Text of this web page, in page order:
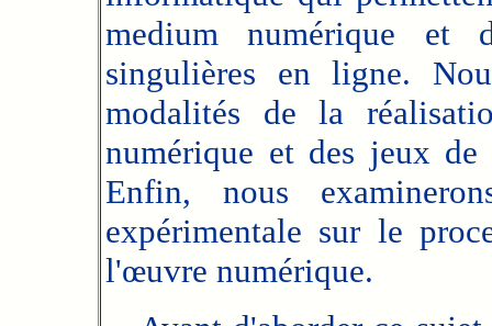
medium numérique et
singulières en ligne.
modalités de la
numérique et des jeux
Enfin, nous
expérimentale sur le
l'œuvre numérique.